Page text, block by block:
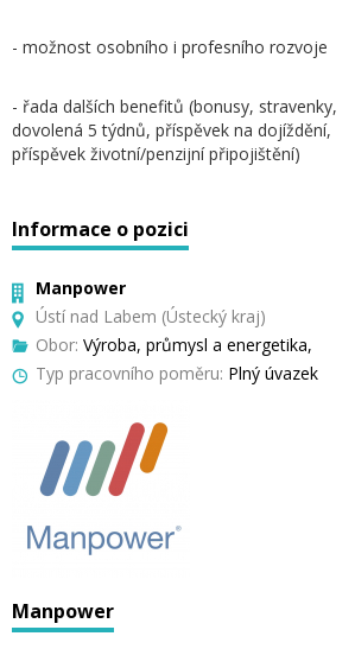
- možnost osobního i profesního rozvoje
- řada dalších benefitů (bonusy, stravenky,
dovolená 5 týdnů, příspěvek na dojíždění,
příspěvek životní/penzijní připojištění)
Informace o pozici
Manpower
Ústí nad Labem (Ústecký kraj)
Obor: Výroba, průmysl a energetika,
Typ pracovního poměru: Plný úvazek
Manpower